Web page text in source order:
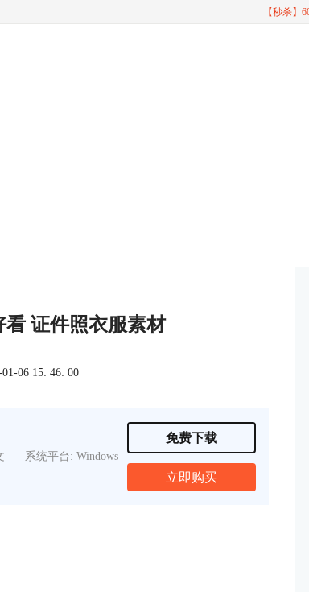
【秒杀】
证件照衣服素材
06 15: 46: 00
系统平台: Windows
免费下载
立即购买